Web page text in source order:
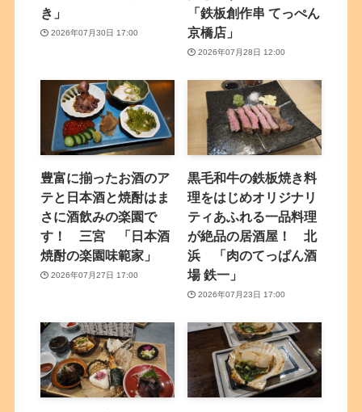
き」
2026年07月30日 17:00
「鉄板創作串 てっぺん
京橋店」
2026年07月28日 12:00
豊富に揃ったお酒のア
テと日本酒と焼酎はま
さに酒飲みの楽園で
す！ 三宮 「日本酒
焼酎の楽園味範家」
2026年07月27日 17:00
黒毛和牛の鉄板焼き料
理をはじめオリジナリ
ティあふれる一品料理
が絶品の居酒屋！ 北
浜 「肉のてっぱん酒
場 鉄一」
2026年07月23日 17:00